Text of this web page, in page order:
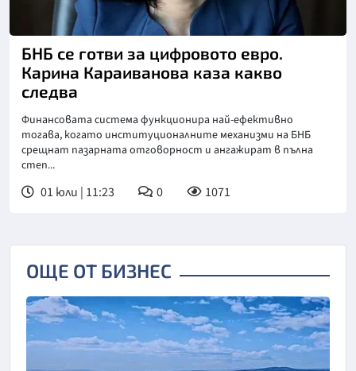
БНБ се готви за цифровото евро.
Карина Караиванова каза какво
следва
Финансовата система функционира най-ефективно
тогава, когато институционалните механизми на БНБ
срещнат пазарната отговорност и ангажират в пълна
степ...
01 юли | 11:23 0 1071
ОЩЕ ОТ БИЗНЕС